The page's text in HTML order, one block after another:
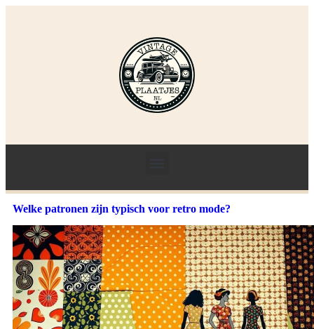
Welke patronen zijn typisch voor retro mode?